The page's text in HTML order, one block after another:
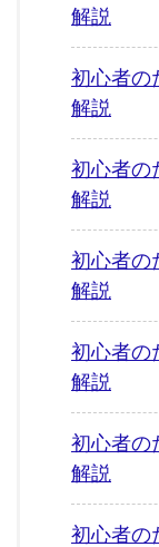
解説
初心者
解説
初心者
解説
初心者
解説
初心者
解説
初心者
解説
初心者